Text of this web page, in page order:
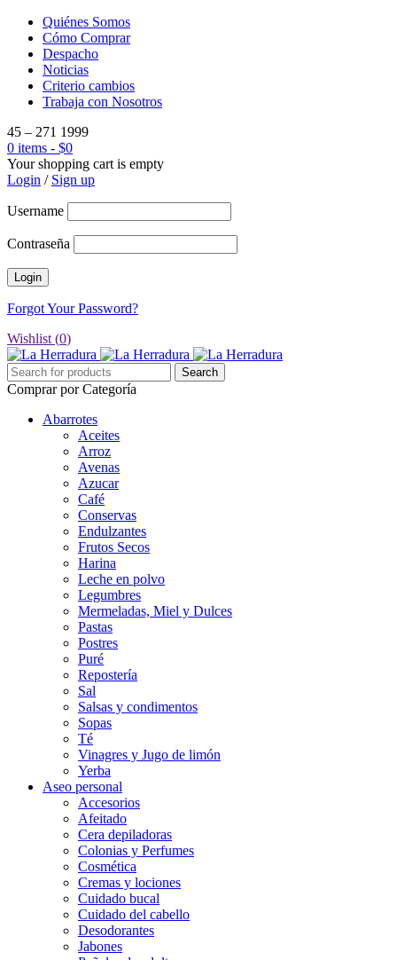
Quiénes Somos
Cómo Comprar
Despacho
Noticias
Criterio cambios
Trabaja con Nosotros
45 – 271 1999
0 items - $0
Your shopping cart is empty
Login / Sign up
Username
Contraseña
Forgot Your Password?
Wishlist (0)
Comprar por Categoría
Abarrotes
Aceites
Arroz
Avenas
Azucar
Café
Conservas
Endulzantes
Frutos Secos
Harina
Leche en polvo
Legumbres
Mermeladas, Miel y Dulces
Pastas
Postres
Puré
Repostería
Sal
Salsas y condimentos
Sopas
Té
Vinagres y Jugo de limón
Yerba
Aseo personal
Accesorios
Afeitado
Cera depiladoras
Colonias y Perfumes
Cosmética
Cremas y lociones
Cuidado bucal
Cuidado del cabello
Desodorantes
Jabones